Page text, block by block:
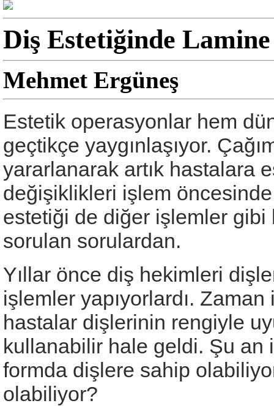
Diş Estetiğinde Lamine
Mehmet Ergüneş
Estetik operasyonlar hem
geçtikçe yaygınlaşıyor.
yararlanarak artık hastalara
değişiklikleri işlem
estetiği de diğer işlemler gibi
sorulan sorulardan.
Yıllar önce diş hekimleri
işlemler yapıyorlardı.
hastalar dişlerinin rengiyle
kullanabilir hale geldi. Şu an
formda dişlere sahip
olabiliyor?